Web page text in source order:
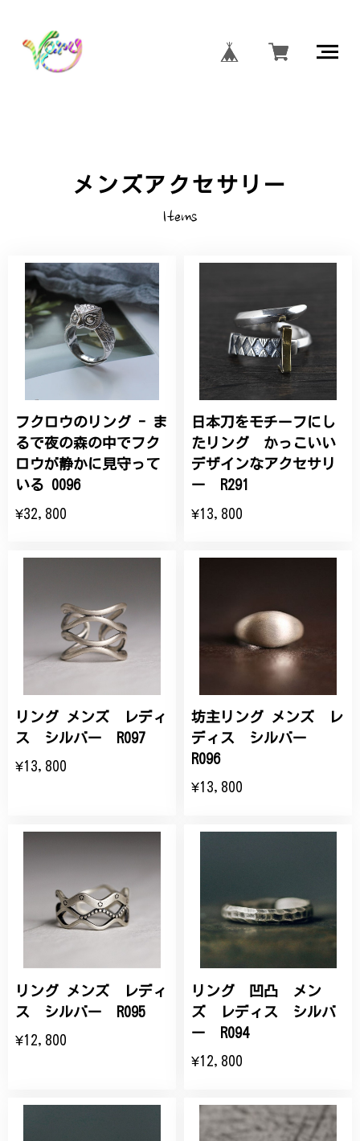
メンズアクセサリー
Items
フクロウのリング - ま
るで夜の森の中でフク
ロウが静かに見守って
いる 0096
¥32,800
日本刀をモチーフにし
たリング かっこいい
デザインなアクセサリ
ー R291
¥13,800
リング メンズ レディ
ス シルバー R097
¥13,800
坊主リング メンズ レ
ディス シルバー
R096
¥13,800
リング メンズ レディ
ス シルバー R095
¥12,800
リング 凹凸 メン
ズ レディス シルバ
ー R094
¥12,800